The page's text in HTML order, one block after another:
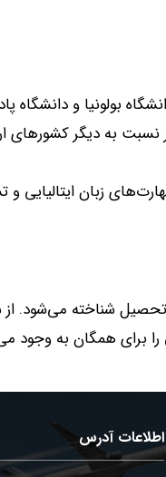
بولونیا و دانشگاه
به دیگر کشورهای
زبان ایتالیایی و
تحصیل شناخته می‌شود.
را برای همگان به وجود
اطلاعات آدرس